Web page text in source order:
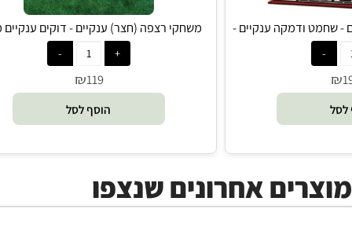
משחקי רצפה (חצר) ענקיים - דוקים ענקיים מעץ -
משחקי ענק
₪119
הוסף לסל
ענקיים -